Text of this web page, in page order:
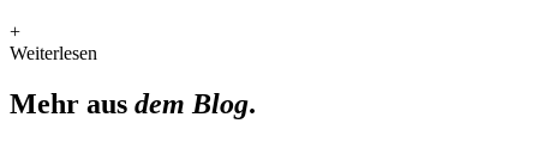
+
Weiterlesen
Mehr aus dem Blog.